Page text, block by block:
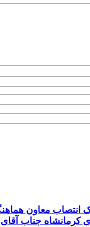
انتصاب معاون
کرمانشاه جناب